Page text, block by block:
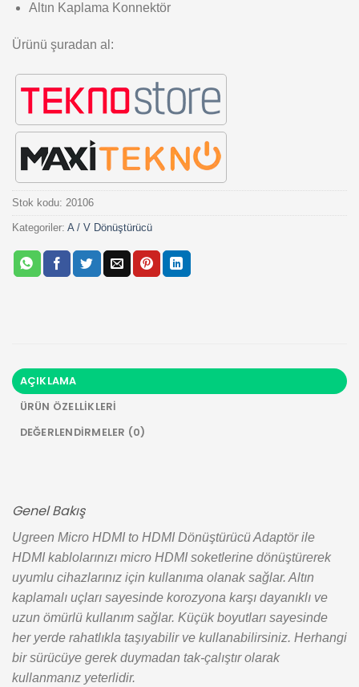
Altın Kaplama Konnektör
Ürünü şuradan al:
Stok kodu: 20106
Kategoriler: A / V Dönüştürücü
AÇIKLAMA
ÜRÜN ÖZELLIKLERI
DEĞERLENDIRMELER (0)
Genel Bakış
Ugreen Micro HDMI to HDMI Dönüştürücü Adaptör ile
HDMI kablolarınızı micro HDMI soketlerine dönüştürerek
uyumlu cihazlarınız için kullanıma olanak sağlar. Altın
kaplamalı uçları sayesinde korozyona karşı dayanıklı ve
uzun ömürlü kullanım sağlar. Küçük boyutları sayesinde
her yerde rahatlıkla taşıyabilir ve kullanabilirsiniz. Herhangi
bir sürücüye gerek duymadan tak-çalıştır olarak
kullanmanız yeterlidir.